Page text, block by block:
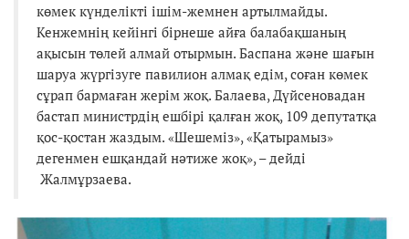
көмек күнделікті ішім-жемнен артылмайды.
Кенжемнің кейінгі бірнеше айға балабақшаның
ақысын төлей алмай отырмын. Баспана және шағын
шаруа жүргізуге павилион алмақ едім, соған көмек
сұрап бармаған жерім жоқ. Балаева, Дүйсеновадан
бастап министрдің ешбірі қалған жоқ, 109 депутатқа
қос-қостан жаздым. «Шешеміз», «Қатырамыз»
дегенмен ешқандай нәтиже жоқ», – дейді
Жалмұрзаева.